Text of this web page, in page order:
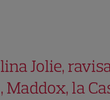
Jolie,
Maddox, la